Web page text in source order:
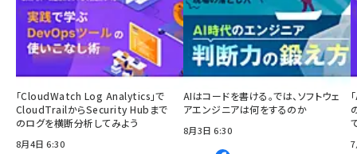
「CloudWatch Log Analytics」で
CloudTrailからSecurity Hubまで
のログを横断分析してみよう
8月4日 6:30
AIはコードを書ける。では、ソフトウェ
アエンジニアは何をするのか
8月3日 6:30